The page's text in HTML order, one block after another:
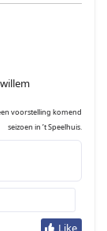
voorstelling komend
seizoen in ’t Speelhuis.